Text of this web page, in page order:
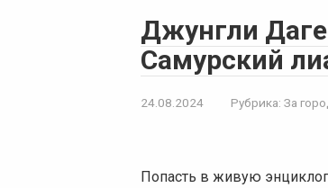
Джунгли
Самурский
24.08.2024 Рубрика: За
Попасть в живую